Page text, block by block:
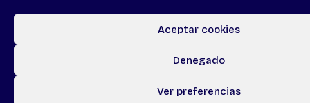
Aceptar cookies
Denegado
Ver preferencias